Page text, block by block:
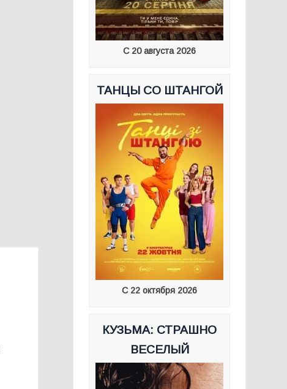
С 20 августа 2026
ТАНЦЫ СО ШТАНГОЙ
С 22 октября 2026
КУЗЬМА: СТРАШНО
ВЕСЕЛЫЙ